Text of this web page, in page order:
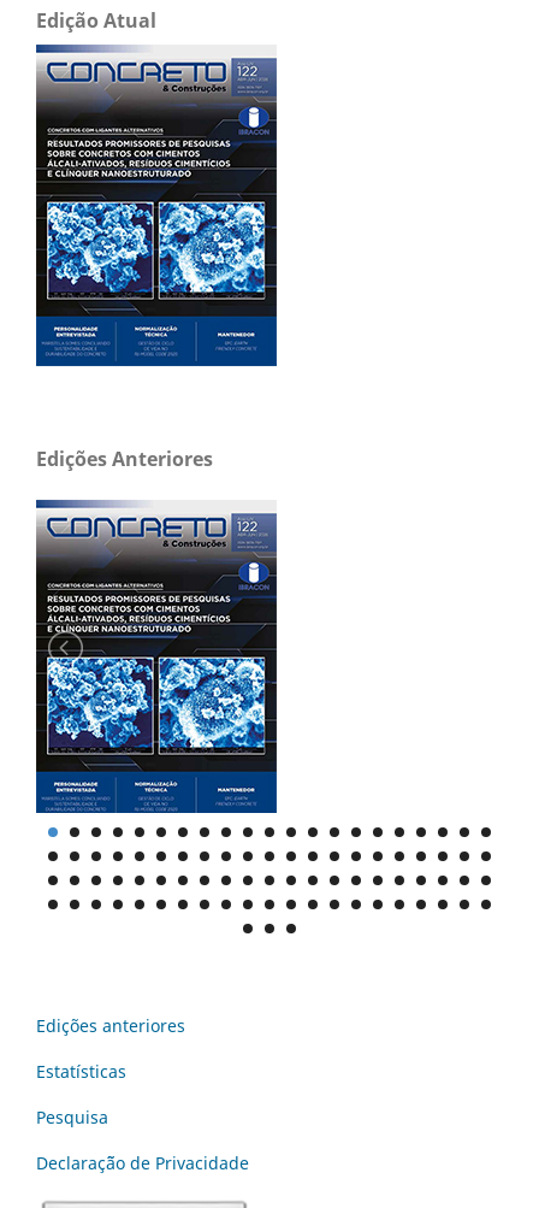
Edição Atual
Edições Anteriores
Edições anteriores
Estatísticas
Pesquisa
Declaraç˜ão de Privacidade